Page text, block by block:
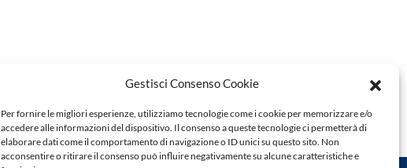
Gestisci Consenso Cookie
Per fornire le migliori esperienze, utilizziamo tecnologie come i cookie per memorizzare e/o
accedere alle informazioni del dispositivo. Il consenso a queste tecnologie ci permetterà di
elaborare dati come il comportamento di navigazione o ID unici su questo sito. Non
acconsentire o ritirare il consenso può influire negativamente su alcune caratteristiche e